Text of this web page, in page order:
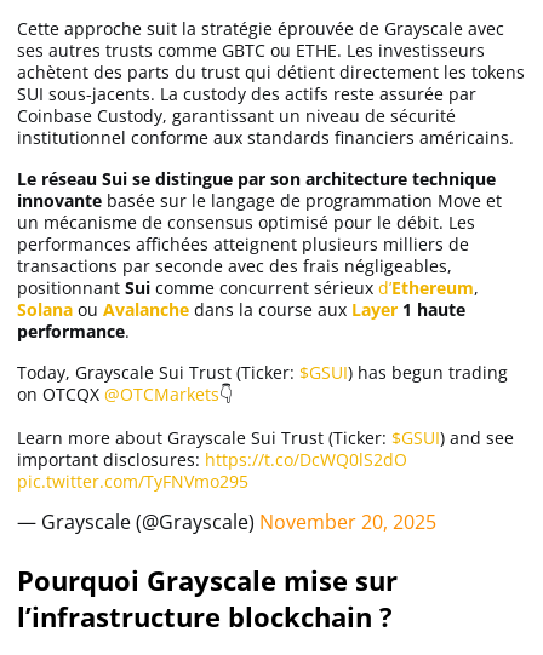
Cette approche suit la stratégie éprouvée de Grayscale avec
ses autres trusts comme GBTC ou ETHE. Les investisseurs
achètent des parts du trust qui détient directement les tokens
SUI sous-jacents. La custody des actifs reste assurée par
Coinbase Custody, garantissant un niveau de sécurité
institutionnel conforme aux standards financiers américains.
Le réseau Sui se distingue par son architecture technique
innovante basée sur le langage de programmation Move et
un mécanisme de consensus optimisé pour le débit. Les
performances affichées atteignent plusieurs milliers de
transactions par seconde avec des frais négligeables,
positionnant Sui comme concurrent sérieux d’Ethereum,
Solana ou Avalanche dans la course aux Layer 1 haute
performance.
Today, Grayscale Sui Trust (Ticker: $GSUI) has begun trading
on OTCQX @OTCMarkets👇
Learn more about Grayscale Sui Trust (Ticker: $GSUI) and see
important disclosures: https://t.co/DcWQ0lS2dO
pic.twitter.com/TyFNVmo295
— Grayscale (@Grayscale) November 20, 2025
Pourquoi Grayscale mise sur
l’infrastructure blockchain ?